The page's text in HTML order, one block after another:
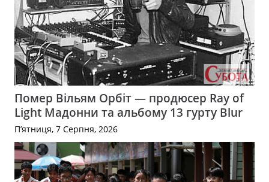
Помер Вільям Орбіт — продюсер Ray of
Light Мадонни та альбому 13 гурту Blur
П’ятниця, 7 Серпня, 2026